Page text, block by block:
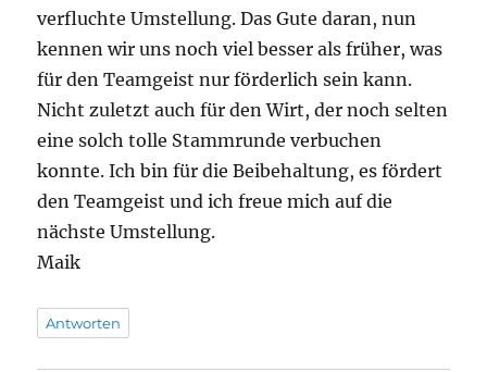
verfluchte Umstellung. Das Gute daran, nun
kennen wir uns noch viel besser als früher, was
für den Teamgeist nur förderlich sein kann.
Nicht zuletzt auch für den Wirt, der noch selten
eine solch tolle Stammrunde verbuchen
konnte. Ich bin für die Beibehaltung, es fördert
den Teamgeist und ich freue mich auf die
nächste Umstellung.
Maik
Antworten